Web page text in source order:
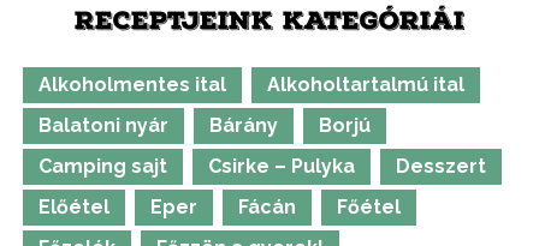
RECEPTJEINK KATEGÓRIÁI
Alkoholmentes ital
Alkoholtartalmú ital
Balatoni nyár
Bárány
Borjú
Camping sajt
Csirke – Pulyka
Desszert
Előétel
Eper Fácán
Főétel